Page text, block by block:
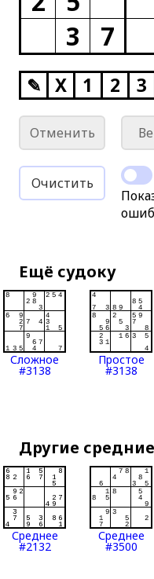
3
7
✎ X 1 2 3
Отменить
Очистить
Ещё судоку
Сложное
#3138
Простое
#3138
Другие
Среднее
#2132
Среднее
#3500